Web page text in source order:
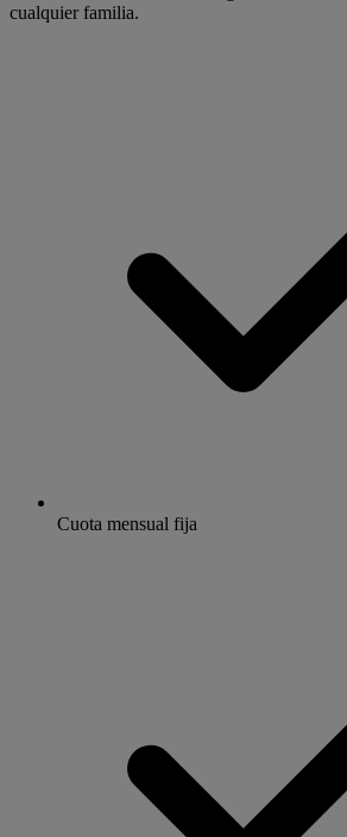
cualquier familia.
Cuota mensual fija